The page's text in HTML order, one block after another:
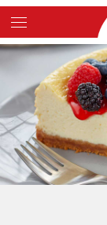
Skip
to
main
content
Main
Content